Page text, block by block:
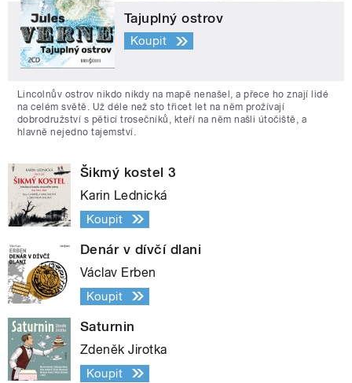
Tajuplný ostrov
Koupit
Lincolnův ostrov nikdo nikdy na mapě nenašel, a přece ho znají lidé
na celém světě. Už déle než sto třicet let na něm prožívají
dobrodružství s pěticí trosečníků, kteří na něm našli útočiště, a
hlavně nejedno tajemství.
Šikmý kostel 3
Karin Lednická
Koupit
Denár v dívčí dlani
Václav Erben
Koupit
Saturnin
Zdeněk Jirotka
Koupit